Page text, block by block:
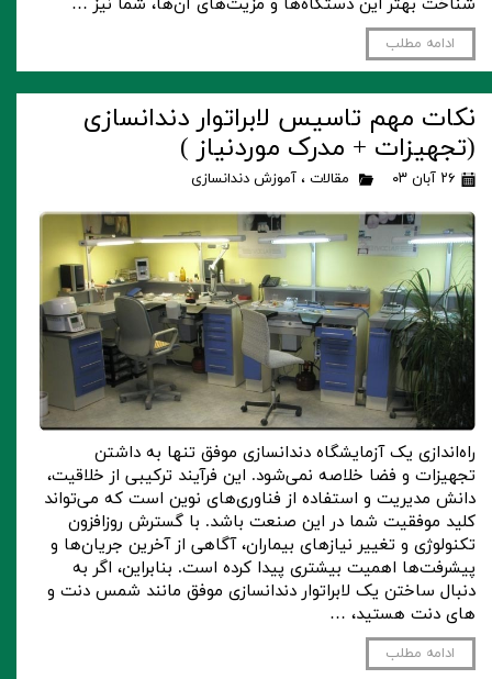
شناخت بهتر این دستگاه‌ها و مزیت‌های آن‌ها، شما نیز …
ادامه مطلب
نکات مهم تاسیس لابراتوار دندانسازی
(تجهیزات + مدرک موردنیاز )
۲۶ آبان ۰۳ مقالات ، آموزش دندانسازی
راه‌اندازی یک آزمایشگاه دندانسازی موفق تنها به داشتن
تجهیزات و فضا خلاصه نمی‌شود. این فرآیند ترکیبی از خلاقیت،
دانش مدیریت و استفاده از فناوری‌های نوین است که می‌تواند
کلید موفقیت شما در این صنعت باشد. با گسترش روزافزون
تکنولوژی و تغییر نیازهای بیماران، آگاهی از آخرین جریان‌ها و
پیشرفت‌ها اهمیت بیشتری پیدا کرده است. بنابراین، اگر به
دنبال ساختن یک لابراتوار دندانسازی موفق مانند شمس دنت و
های دنت هستید، …
ادامه مطلب